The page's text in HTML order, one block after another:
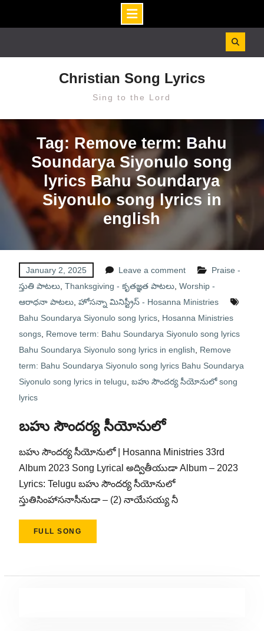
Christian Song Lyrics
Sing to the Lord
Tag: Remove term: Bahu
Soundarya Siyonulo song
lyrics Bahu Soundarya
Siyonulo song lyrics in
english
January 2, 2025 Leave a comment
Praise -
స్తుతి పాటలు, Thanksgiving - కృతజ్ఞత పాటలు, Worship -
ఆరాధనా పాటలు, హోసన్నా మినిస్ట్రీస్ - Hosanna Ministries
Bahu Soundarya Siyonulo song lyrics, Hosanna Ministries
songs, Remove term: Bahu Soundarya Siyonulo song lyrics
Bahu Soundarya Siyonulo song lyrics in english
Remove
term: Bahu Soundarya Siyonulo song lyrics Bahu Soundarya
Siyonulo song lyrics in telugu బహు సౌందర్య సీయోనులో song
lyrics
బహు సౌందర్య సీయోనులో
బహు సౌందర్య సీయోనులో | Hosanna Ministries 33rd
Album 2023 Song Lyrical అద్వితీయుడా Album – 2023
Lyrics: Telugu బహు సౌందర్య సీయోనులో
స్తుతిసింహాసనాసీనుడా – (2) నాయేసయ్య నీ
FULL SONG